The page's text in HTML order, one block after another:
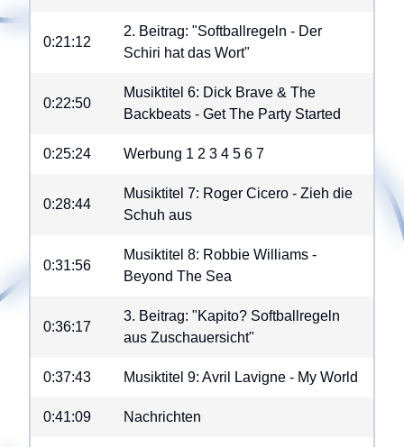
0:21:12
2. Beitrag: "Softballregeln - Der
Schiri hat das Wort"
0:22:50
Musiktitel 6: Dick Brave & The
Backbeats - Get The Party Started
0:25:24 Werbung 1 2 3 4 5 6 7
0:28:44
Musiktitel 7: Roger Cicero - Zieh die
Schuh aus
0:31:56
Musiktitel 8: Robbie Williams -
Beyond The Sea
0:36:17
3. Beitrag: "Kapito? Softballregeln
aus Zuschauersicht"
0:37:43 Musiktitel 9: Avril Lavigne - My World
0:41:09 Nachrichten